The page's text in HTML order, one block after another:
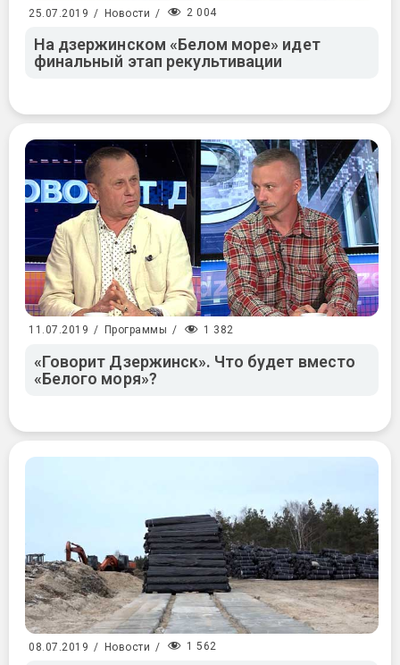
25.07.2019 / Новости / 2 004
На дзержинском «Белом море» идет
финальный этап рекультивации
11.07.2019 / Программы / 1 382
«Говорит Дзержинск». Что будет вместо
«Белого моря»?
08.07.2019 / Новости / 1 562